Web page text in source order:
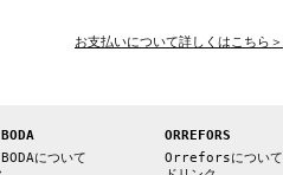
お支払いについて詳しくはこちら＞
について
ORREFORS
Orreforsについて